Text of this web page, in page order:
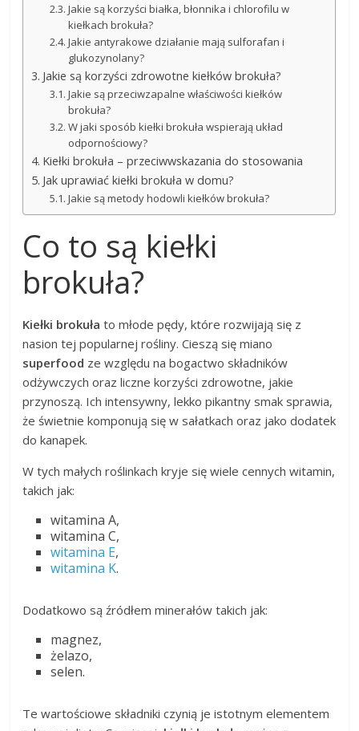
Jakie są korzyści białka, błonnika i chlorofilu w
kiełkach brokuła?
Jakie antyrakowe działanie mają sulforafan i
glukozynolany?
Jakie są korzyści zdrowotne kiełków brokuła?
Jakie są przeciwzapalne właściwości kiełków
brokuła?
W jaki sposób kiełki brokuła wspierają układ
odpornościowy?
Kiełki brokuła – przeciwwskazania do stosowania
Jak uprawiać kiełki brokuła w domu?
Jakie są metody hodowli kiełków brokuła?
Co to są kiełki
brokuła?
Kiełki brokuła to młode pędy, które rozwijają się z
nasion tej popularnej rośliny. Cieszą się miano
superfood ze względu na bogactwo składników
odżywczych oraz liczne korzyści zdrowotne, jakie
przynoszą. Ich intensywny, lekko pikantny smak sprawia,
że świetnie komponują się w sałatkach oraz jako dodatek
do kanapek.
W tych małych roślinkach kryje się wiele cennych witamin,
takich jak:
witamina A,
witamina C,
witamina E,
witamina K.
Dodatkowo są źródłem minerałów takich jak:
magnez,
żelazo,
selen.
Te wartościowe składniki czynią je istotnym elementem